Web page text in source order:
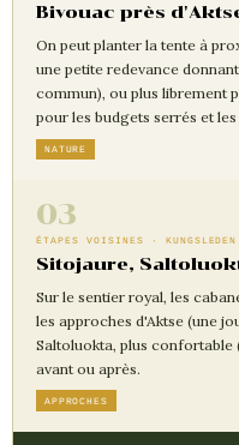
Bivouac près
On peut planter la tente à
une petite redevance
commun), ou plus librement
pour les budgets serrés et
NATURE
03
ÉTAPES VOISINES · KUNGSLEDEN
Sitojaure,
Sur le sentier royal, les
les approches d'Aktse (une
Saltoluokta, plus confortable
avant ou après.
APPROCHES